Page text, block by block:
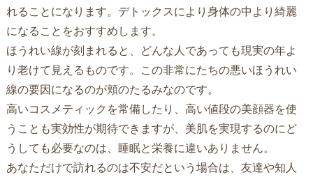
れることになります。デトックスにより身体の中より綺麗
になることをおすすめします。
ほうれい線が刻まれると、どんな人であっても現実の年よ
り老けて見えるものです。この非常にたちの悪いほうれい
線の要因になるのが頬のたるみなのです。
高いコスメティックを常備したり、高い値段の美顔器を使
うことも実効性が期待できますが、美肌を実現するのにど
うしても必要なのは、睡眠と栄養に違いありません。
あなただけで訪れるのは不安だという場合は、友達や知人